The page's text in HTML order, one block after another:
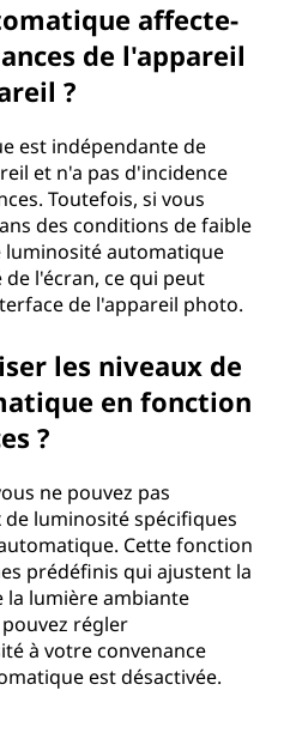
affecte-
de l'appareil
?
est indépendante de
et n'a pas d'incidence
Toutefois, si vous
des conditions de faible
automatique
l'écran, ce qui peut
de l'appareil photo.
les niveaux de
en fonction
?
ne pouvez pas
luminosité spécifiques
Cette fonction
prédéfinis qui ajustent la
lumière ambiante
régler
à votre convenance
est désactivée.